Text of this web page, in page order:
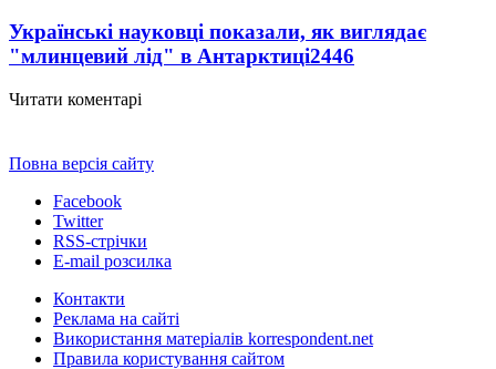
Українські науковці показали, як виглядає
"млинцевий лід" в Антарктиці2446
Читати коментарі
Повна версія сайту
Facebook
Twitter
RSS-стрічки
E-mail розсилка
Контакти
Реклама на сайті
Використання матеріалів korrespondent.net
Правила користування сайтом